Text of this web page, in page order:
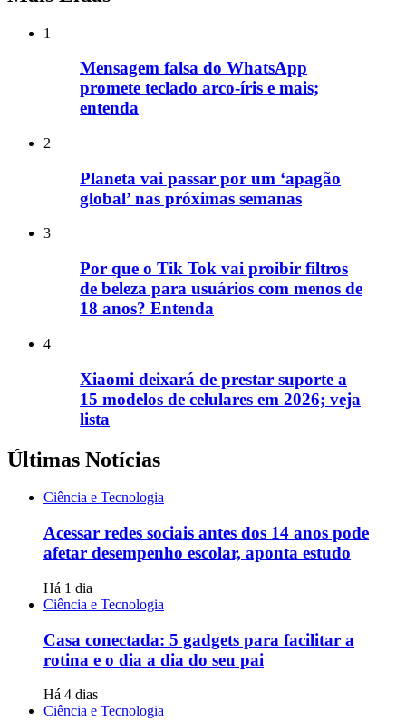
1
Mensagem falsa do WhatsApp
promete teclado arco-íris e mais;
entenda
2
Planeta vai passar por um ‘apagão
global’ nas próximas semanas
3
Por que o Tik Tok vai proibir filtros
de beleza para usuários com menos de
18 anos? Entenda
4
Xiaomi deixará de prestar suporte a
15 modelos de celulares em 2026; veja
lista
Últimas Notícias
Ciência e Tecnologia
Acessar redes sociais antes dos 14 anos pode
afetar desempenho escolar, aponta estudo
Há 1 dia
Ciência e Tecnologia
Casa conectada: 5 gadgets para facilitar a
rotina e o dia a dia do seu pai
Há 4 dias
Ciência e Tecnologia